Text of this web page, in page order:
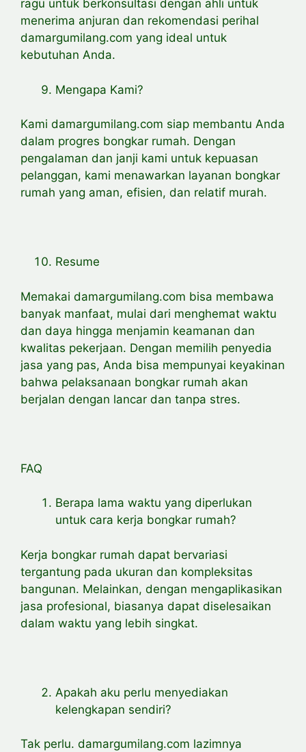
ragu untuk berkonsultasi dengan ahli untuk
menerima anjuran dan rekomendasi perihal
damargumilang.com yang ideal untuk
kebutuhan Anda.
Mengapa Kami?
Kami damargumilang.com siap membantu Anda
dalam progres bongkar rumah. Dengan
pengalaman dan janji kami untuk kepuasan
pelanggan, kami menawarkan layanan bongkar
rumah yang aman, efisien, dan relatif murah.
Resume
Memakai damargumilang.com bisa membawa
banyak manfaat, mulai dari menghemat waktu
dan daya hingga menjamin keamanan dan
kwalitas pekerjaan. Dengan memilih penyedia
jasa yang pas, Anda bisa mempunyai keyakinan
bahwa pelaksanaan bongkar rumah akan
berjalan dengan lancar dan tanpa stres.
FAQ
Berapa lama waktu yang diperlukan
untuk cara kerja bongkar rumah?
Kerja bongkar rumah dapat bervariasi
tergantung pada ukuran dan kompleksitas
bangunan. Melainkan, dengan mengaplikasikan
jasa profesional, biasanya dapat diselesaikan
dalam waktu yang lebih singkat.
Apakah aku perlu menyediakan
kelengkapan sendiri?
Tak perlu. damargumilang.com lazimnya